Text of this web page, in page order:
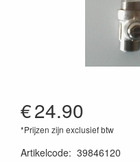
€24.90
*Prijzen zijn exclusief btw
Artikelcode: 39846120